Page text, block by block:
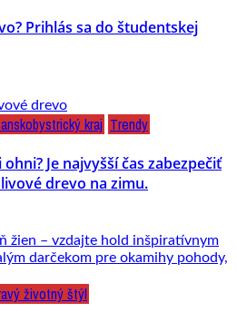
Prihlás sa do študentskej
kraj Trendy
Je najvyšší čas zabezpečiť
drevo na zimu.
životný štýl